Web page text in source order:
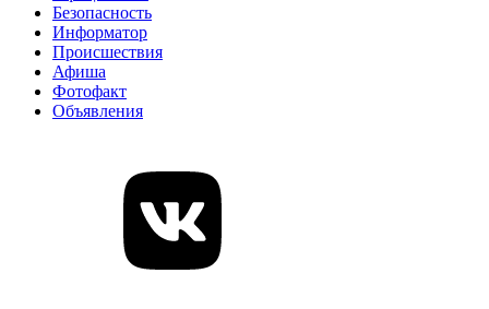
Безопасность
Информатор
Происшествия
Афиша
Фотофакт
Объявления